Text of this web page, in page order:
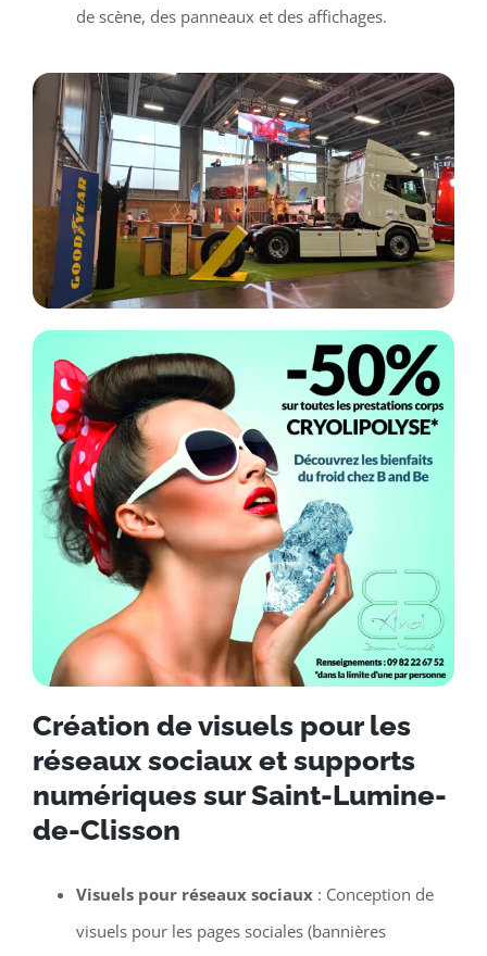
de scène, des panneaux et des affichages.
Création de visuels pour les
réseaux sociaux et supports
numériques sur Saint-Lumine-
de-Clisson
Visuels pour réseaux sociaux: Conception de
visuels pour les pages sociales (bannières